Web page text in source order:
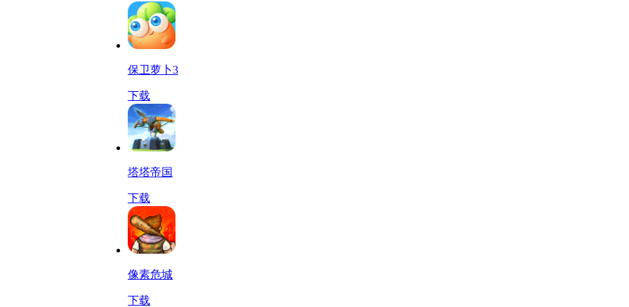
保卫萝卜3
下载
塔塔帝国
下载
像素危城
下载